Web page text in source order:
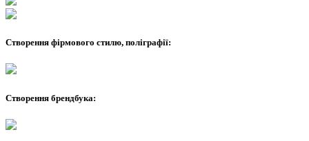
Створення фірмового стилю, поліграфії:
Створення брендбука: